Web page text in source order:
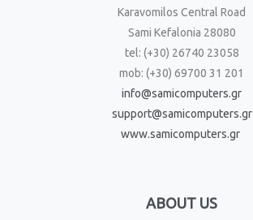
Karavomilos Central Road
Sami Kefalonia 28080
tel: (+30) 26740 23058
mob: (+30) 69700 31 201
info@samicomputers.gr
support@samicomputers.gr
www.samicomputers.gr
ABOUT US